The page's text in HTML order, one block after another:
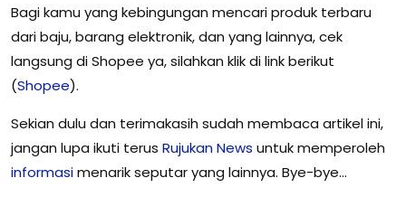
Bagi kamu yang kebingungan mencari produk terbaru
dari baju, barang elektronik, dan yang lainnya, cek
langsung di Shopee ya, silahkan klik di link berikut
(Shopee).
Sekian dulu dan terimakasih sudah membaca artikel ini,
jangan lupa ikuti terus RujukanNews untuk memperoleh
informasimenarik seputar yang lainnya. Bye-bye…